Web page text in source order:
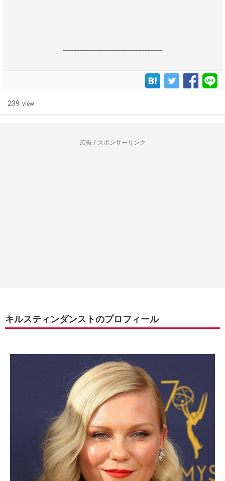
------------------------------------------------------------------
239 view
広告 / スポンサーリンク
キルスティンダンストのプロフィール